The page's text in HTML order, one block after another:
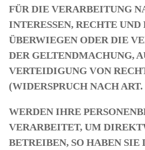
FÜR DIE VERARBEITUNG
INTERESSEN, RECHTE
ÜBERWIEGEN ODER DIE
DER GELTENDMACHUNG,
VERTEIDIGUNG VON
(WIDERSPRUCH NACH ART.
WERDEN IHRE
VERARBEITET, UM
BETREIBEN, SO HABEN SIE